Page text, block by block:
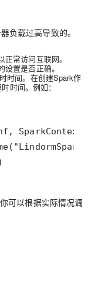
负载过高导致的。
常访问互联网。
置是否正确。
时间。在创建Spark作
时间。例如：
可以根据实际情况调